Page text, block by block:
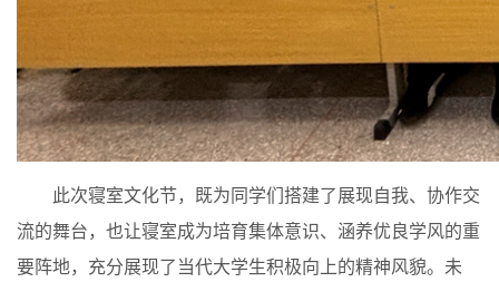
此次寝室文化节，既为同学们搭建了展现自我、协作交
流的舞台，也让寝室成为培育集体意识、涵养优良学风的重
要阵地，充分展现了当代大学生积极向上的精神风貌。未